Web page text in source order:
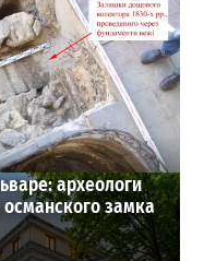
придется
3
археологи
замка